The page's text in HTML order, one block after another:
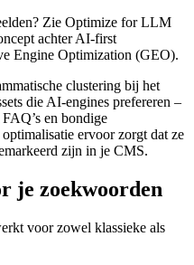
Zie Optimize for LLM
achter AI-first
Engine Optimization (GEO).
clustering bij het
die AI-engines prefereren –
en bondige
ervoor zorgt dat ze
zijn in je CMS.
je zoekwoorden
voor zowel klassieke als